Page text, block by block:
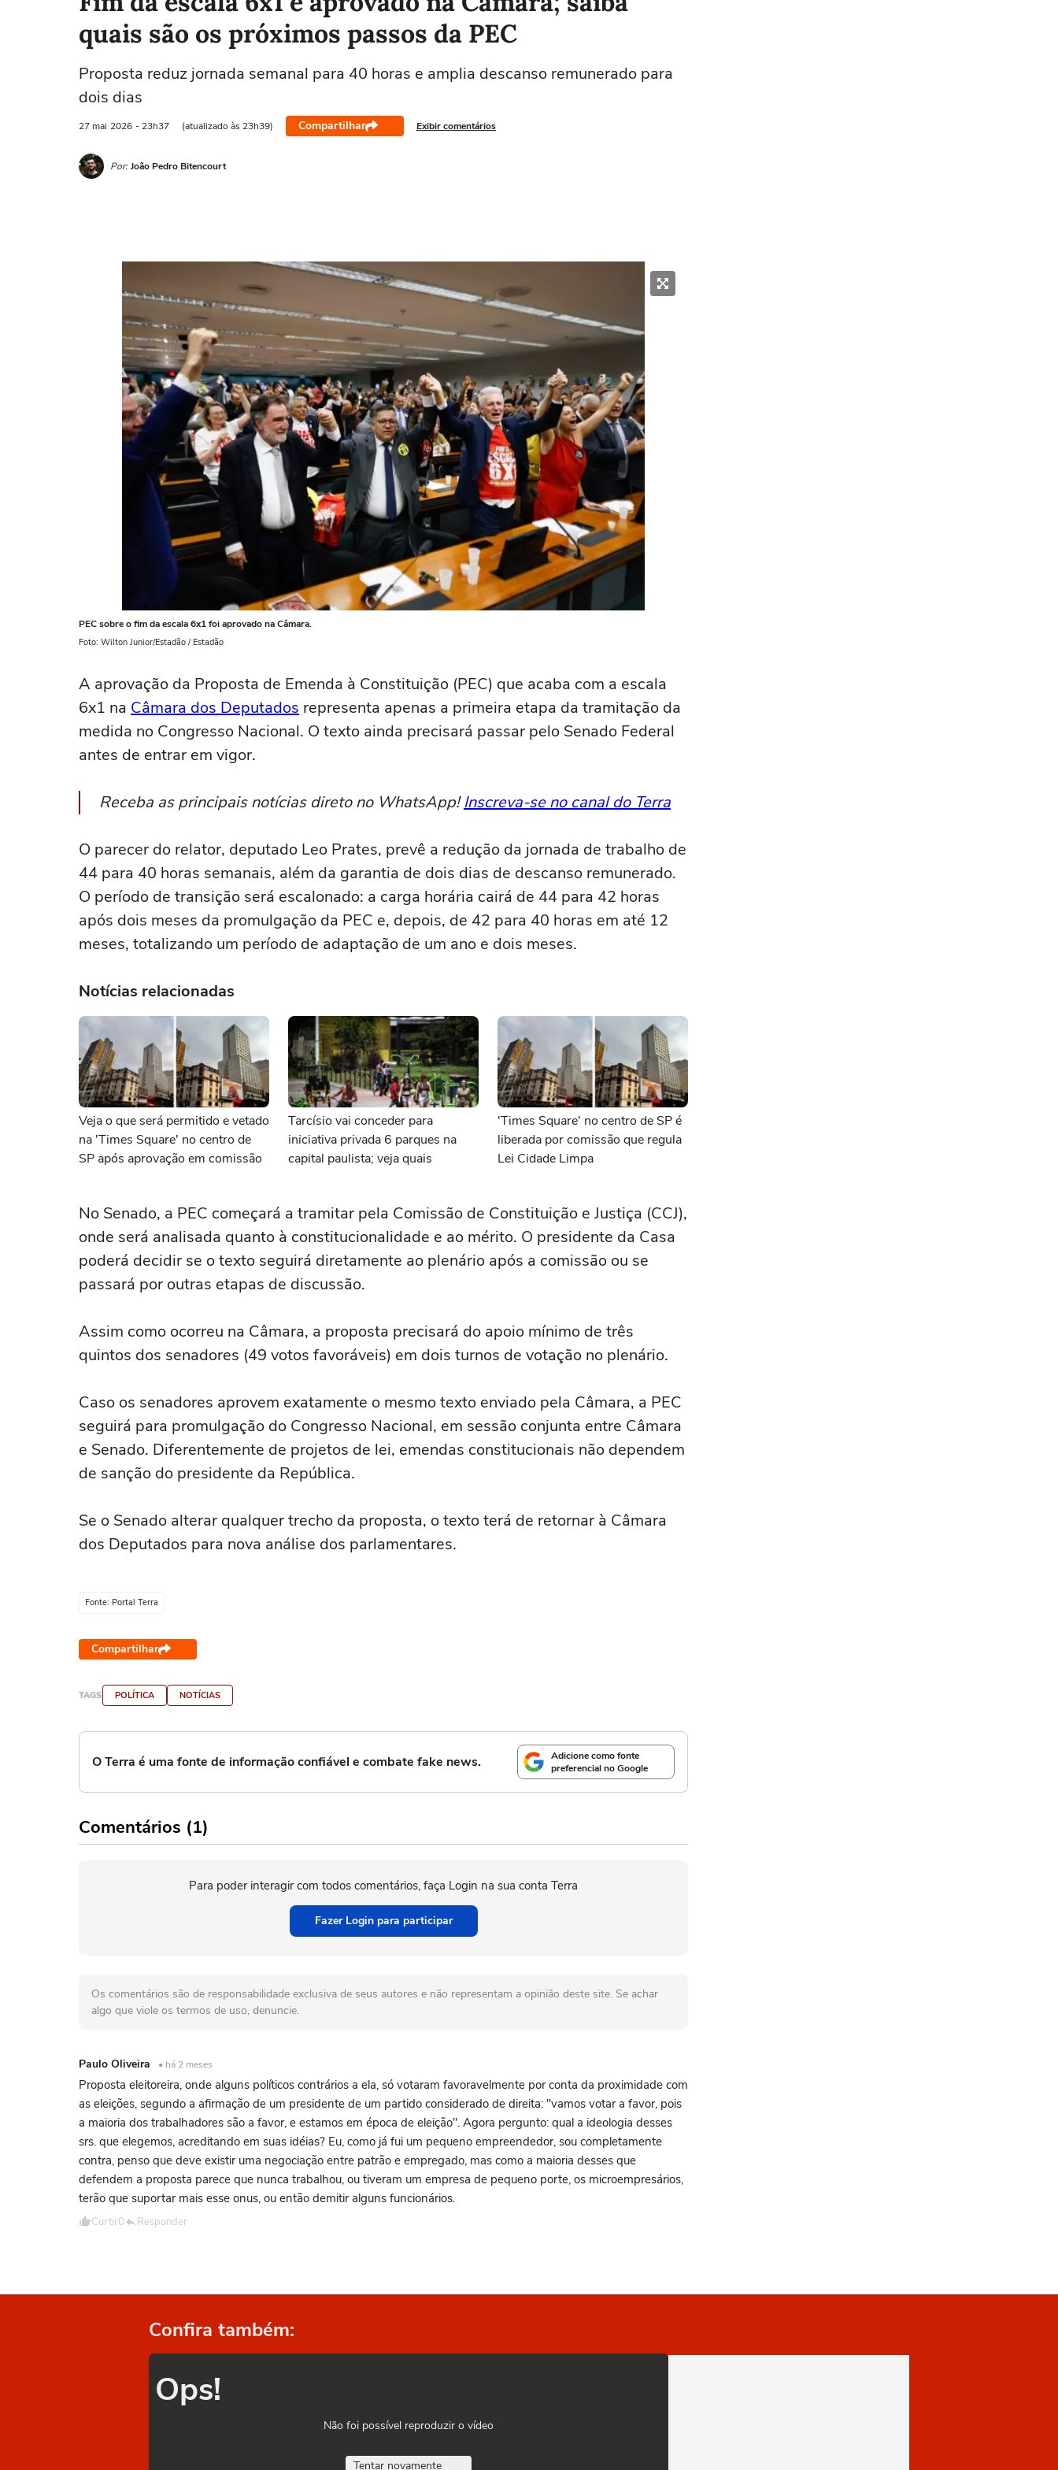
quais são os próximos passos da PEC
Proposta reduz jornada semanal para 40 horas e amplia descanso remunerado para
dois dias
27 mai 2026 - 23h37 (atualizado às 23h39) Compartilhar Exibir comentários
Por: João Pedro Bitencourt
PEC sobre o fim da escala 6x1 foi aprovado na Câmara.
Foto: Wilton Junior/Estadão / Estadão
A aprovação da Proposta de Emenda à Constituição (PEC) que acaba com a escala
6x1 na Câmara dos Deputados representa apenas a primeira etapa da tramitação da
medida no Congresso Nacional. O texto ainda precisará passar pelo Senado Federal
antes de entrar em vigor.
Receba as principais notícias direto no WhatsApp!Inscreva-se no canal do Terra
O parecer do relator, deputado Leo Prates, prevê a redução da jornada de trabalho de
44 para 40 horas semanais, além da garantia de dois dias de descanso remunerado.
O período de transição será escalonado: a carga horária cairá de 44 para 42 horas
após dois meses da promulgação da PEC e, depois, de 42 para 40 horas em até 12
meses, totalizando um período de adaptação de um ano e dois meses.
Notícias relacionadas
Veja o que será permitido e vetado
na 'Times Square' no centro de
SP após aprovação em comissão
Tarcísio vai conceder para
iniciativa privada 6 parques na
capital paulista; veja quais
'Times Square' no centro de SP é
liberada por comissão que regula
Lei Cidade Limpa
No Senado, a PEC começará a tramitar pela Comissão de Constituição e Justiça (CCJ),
onde será analisada quanto à constitucionalidade e ao mérito. O presidente da Casa
poderá decidir se o texto seguirá diretamente ao plenário após a comissão ou se
passará por outras etapas de discussão.
Assim como ocorreu na Câmara, a proposta precisará do apoio mínimo de três
quintos dos senadores (49 votos favoráveis) em dois turnos de votação no plenário.
Caso os senadores aprovem exatamente o mesmo texto enviado pela Câmara, a PEC
seguirá para promulgação do Congresso Nacional, em sessão conjunta entre Câmara
e Senado. Diferentemente de projetos de lei, emendas constitucionais não dependem
de sanção do presidente da República.
Se o Senado alterar qualquer trecho da proposta, o texto terá de retornar à Câmara
dos Deputados para nova análise dos parlamentares.
Fonte: Portal Terra
Compartilhar
TAGS POLÍTICA NOTÍCIAS
O Terra é uma fonte de informação confiável e combate fake news.
Adicione como fonte
preferencial no Google
Comentários (1)
Para poder interagir com todos comentários, faça Login na sua conta Terra
Fazer Login para participar
Os comentários são de responsabilidade exclusiva de seus autores e não representam a opinião deste site. Se achar
algo que viole os termos de uso, denuncie.
Paulo Oliveira • há 2 meses
Proposta eleitoreira, onde alguns políticos contrários a ela, só votaram favoravelmente por conta da proximidade com
as eleições, segundo a afirmação de um presidente de um partido considerado de direita: "vamos votar a favor, pois
a maioria dos trabalhadores são a favor, e estamos em época de eleição". Agora pergunto: qual a ideologia desses
srs. que elegemos, acreditando em suas idéias? Eu, como já fui um pequeno empreendedor, sou completamente
contra, penso que deve existir uma negociação entre patrão e empregado, mas como a maioria desses que
defendem a proposta parece que nunca trabalhou, ou tiveram um empresa de pequeno porte, os microempresários,
terão que suportar mais esse onus, ou então demitir alguns funcionários.
Curtir0 Responder
Confira também:
Ops!
Não foi possível reproduzir o vídeo
Tentar novamente